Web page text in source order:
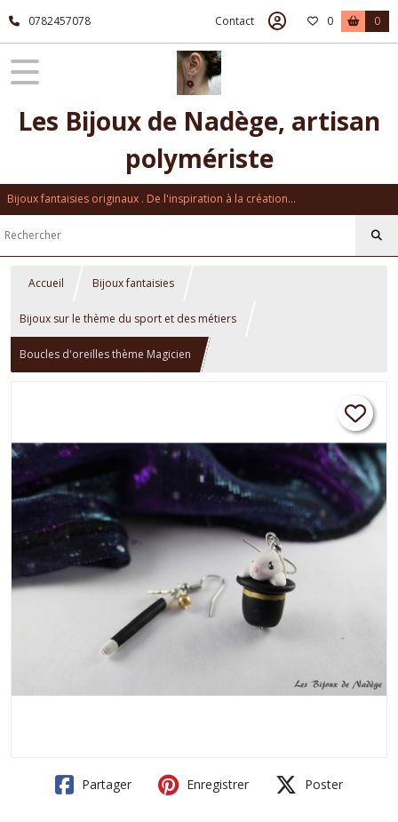
0782457078 Contact 0 0
Les Bijoux de Nadège, artisan
polymériste
Bijoux fantaisies originaux . De l'inspiration à la création...
Accueil Bijoux fantaisies
Bijoux sur le thème du sport et des métiers
Boucles d'oreilles thème Magicien
Partager Enregistrer Poster